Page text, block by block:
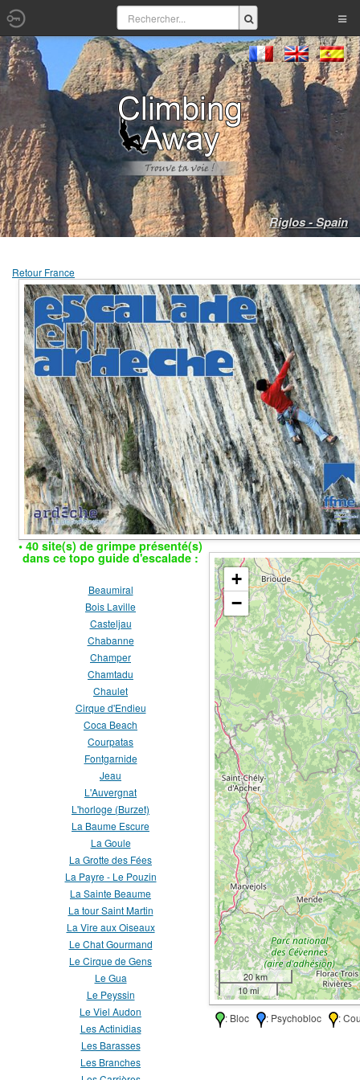
Riglos - Spain
Retour France
• 40 site(s) de grimpe présenté(s)
dans ce topo guide d'escalade :
Beaumiral
Bois Laville
Casteljau
Chabanne
Champer
Chamtadu
Chaulet
Cirque d'Endieu
Coca Beach
Courpatas
Fontgarnide
Jeau
L'Auvergnat
L'horloge (Burzet)
La Baume Escure
La Goule
La Grotte des Fées
La Payre - Le Pouzin
La Sainte Beaume
La tour Saint Martin
La Vire aux Oiseaux
Le Chat Gourmand
Le Cirque de Gens
Le Gua
Le Peyssin
Le Viel Audon
Les Actinidias
Les Barasses
Les Branches
+
−
20 km
10 mi
: Bloc : Psychobloc :